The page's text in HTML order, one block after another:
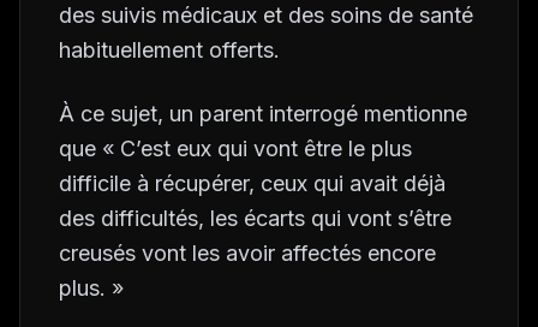
des suivis médicaux et des soins de santé
habituellement offerts.
À ce sujet, un parent interrogé mentionne
que « C’est eux qui vont être le plus
difficile à récupérer, ceux qui avait déjà
des difficultés, les écarts qui vont s’être
creusés vont les avoir affectés encore
plus. »